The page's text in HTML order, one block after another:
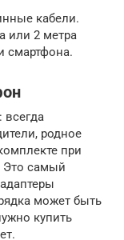
кабели.
или 2 метра
смартфона.
родное
при
Это самый
может быть
купить